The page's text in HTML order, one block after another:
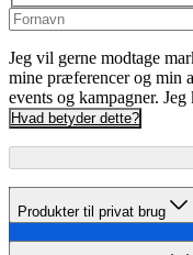
Jeg vil gerne modtage
mine præferencer og min
events og kampagner.
Hvad betyder dette?
Produkter til privat brug